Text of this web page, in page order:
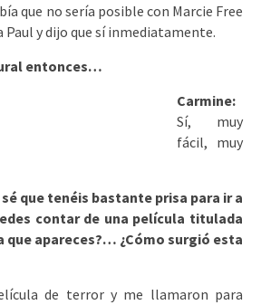
que no sería posible con Marcie Free
Paul y dijo que sí inmediatamente.
entonces…
Carmine:
Sí, muy
fácil, muy
sé que tenéis bastante prisa para ir a
contar de una película titulada
que apareces?… ¿Cómo surgió esta
de terror y me llamaron para